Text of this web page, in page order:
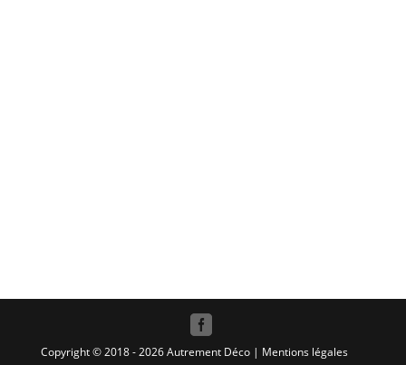
Copyright © 2018 - 2026Autrement Déco| Mentions légales